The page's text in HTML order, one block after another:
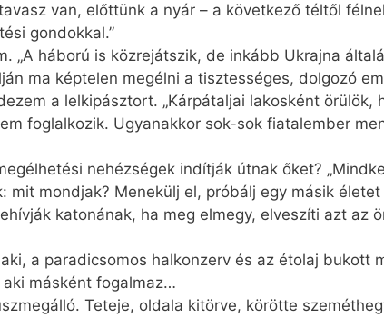
van, előttünk a nyár – a következő téltől
gondokkal.”
„A háború is közrejátszik, de inkább Ukrajna
ma képtelen megélni a tisztességes, dolgozó
a lelkipásztort. „Kárpát­aljai lakosként örülök,
foglalkozik. Ugyanakkor sok-sok fiatalember
nehézségek indítják útnak őket?
mondjak? Menekülj el, próbálj egy másik
katonának, ha meg elmegy, elveszíti azt az
a paradicsomos halkonzerv és az étolaj bukott
másként fogalmaz…
Teteje, oldala kitörve, körötte